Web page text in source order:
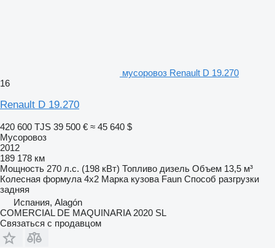
мусоровоз Renault D 19.270
16
Renault D 19.270
420 600 TJS 39 500 € ≈ 45 640 $
Мусоровоз
2012
189 178 км
Мощность 270 л.с. (198 кВт) Топливо дизель Объем 13,5 м³
Колесная формула 4x2 Марка кузова Faun Способ разгрузки
задняя
Испания, Alagón
COMERCIAL DE MAQUINARIA 2020 SL
Связаться с продавцом